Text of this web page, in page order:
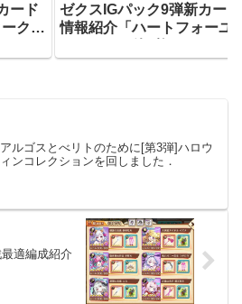
ード
クレ
ゼクスIGパック9弾新カード
情報紹介「ハートフォーユ
アルゴスとべリトのために[第3弾]ハロウ
ィンコレクションを回しました．
適編成紹介